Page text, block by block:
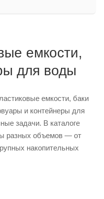
емкости,
для воды
емкости, баки
и контейнеры для
задачи. В каталоге
разных объемов — от
накопительных